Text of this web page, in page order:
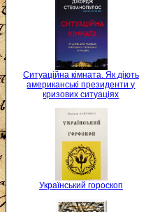
Ситуаційна кімната. Як діють
американські президенти у
кризових ситуаціях
Український гороскоп